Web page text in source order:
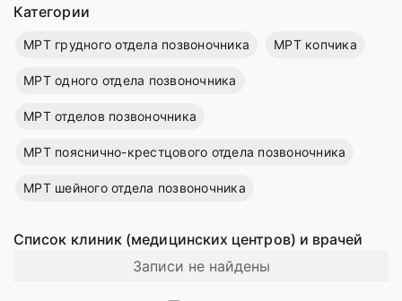
Категории
МРТ грудного отдела позвоночника МРТ копчика
МРТ одного отдела позвоночника
МРТ отделов позвоночника
МРТ пояснично-крестцового отдела позвоночника
МРТ шейного отдела позвоночника
Список клиник (медицинских центров) и врачей
Записи не найдены